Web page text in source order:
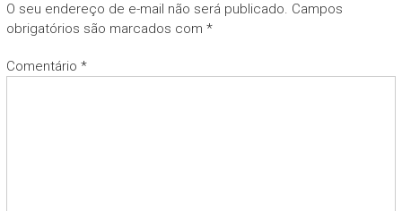
O seu endereço de e-mail não será publicado. Campos
obrigatórios são marcados com *
Comentário *